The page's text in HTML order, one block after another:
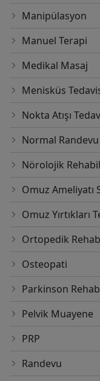
Manipülasyon
Manuel Terapi
Medikal Masaj
Menisküs
Nokta Atışı
Normal Randevu
Nörolojik
Omuz Ameliyatı
Omuz Yırtıkları
Ortopedik
Osteopati
Parkinson
Pelvik Muayene
PRP
Randevu